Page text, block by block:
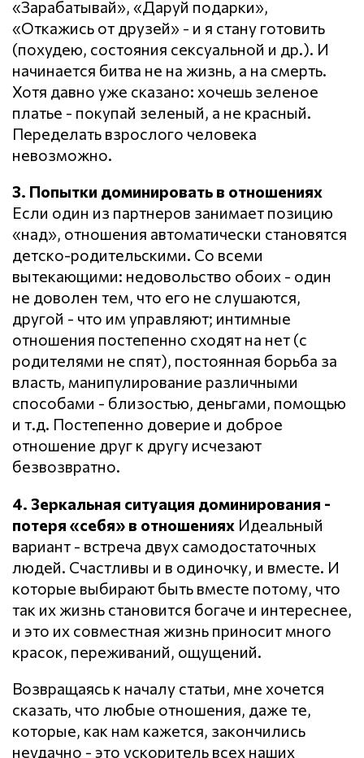
«Зарабатывай», «Даруй подарки»,
«Откажись от друзей» - и я стану готовить
(похудею, состояния сексуальной и др.). И
начинается битва не на жизнь, а на смерть.
Хотя давно уже сказано: хочешь зеленое
платье - покупай зеленый, а не красный.
Переделать взрослого человека
невозможно.
3. Попытки доминировать в отношениях
Если один из партнеров занимает позицию
«над», отношения автоматически становятся
детско-родительскими. Со всеми
вытекающими: недовольство обоих - один
не доволен тем, что его не слушаются,
другой - что им управляют; интимные
отношения постепенно сходят на нет (с
родителями не спят), постоянная борьба за
власть, манипулирование различными
способами - близостью, деньгами, помощью
и т.д. Постепенно доверие и доброе
отношение друг к другу исчезают
безвозвратно.
4. Зеркальная ситуация доминирования -
потеря «себя» в отношениях Идеальный
вариант - встреча двух самодостаточных
людей. Счастливы и в одиночку, и вместе. И
которые выбирают быть вместе потому, что
так их жизнь становится богаче и интереснее,
и это их совместная жизнь приносит много
красок, переживаний, ощущений.
Возвращаясь к началу статьи, мне хочется
сказать, что любые отношения, даже те,
которые, как нам кажется, закончились
неудачно - это ускоритель всех наших